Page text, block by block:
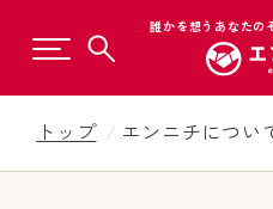
誰かを想うあなたの
トップ エンニチについ